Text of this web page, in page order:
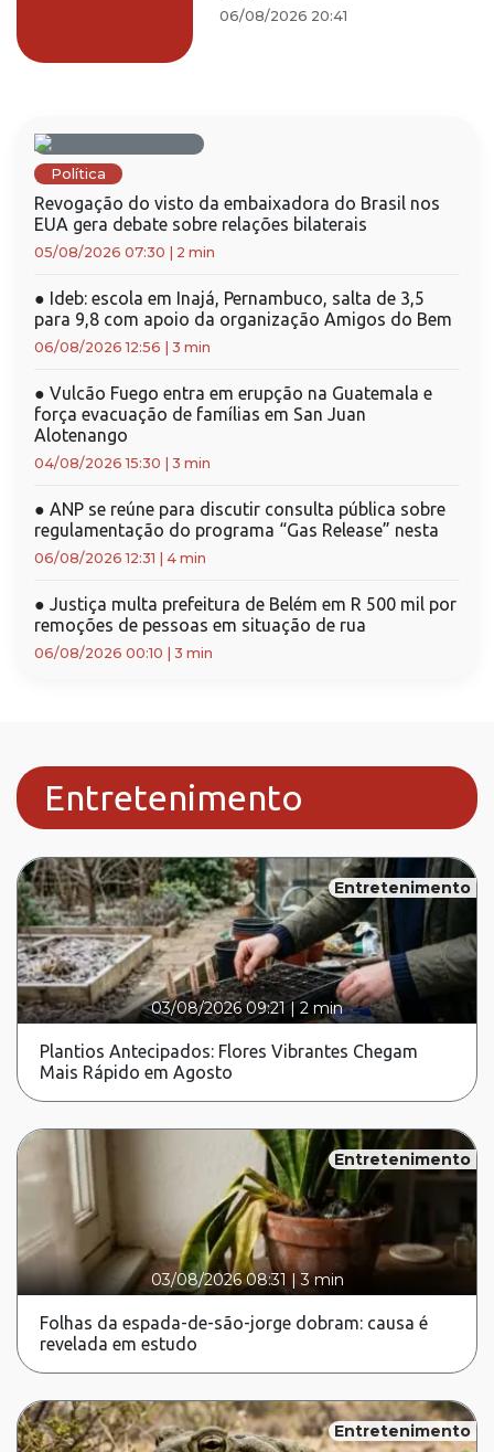
06/08/2026 20:41
Política
Revogação do visto da embaixadora do Brasil nos
EUA gera debate sobre relações bilaterais
05/08/2026 07:30 2 min
● Ideb: escola em Inajá, Pernambuco, salta de 3,5
para 9,8 com apoio da organização Amigos do Bem
06/08/2026 12:56 3 min
● Vulcão Fuego entra em erupção na Guatemala e
força evacuação de famílias em San Juan
Alotenango
04/08/2026 15:30 3 min
● ANP se reúne para discutir consulta pública sobre
regulamentação do programa “Gas Release” nesta
06/08/2026 12:31 4 min
● Justiça multa prefeitura de Belém em R 500 mil por
remoções de pessoas em situação de rua
06/08/2026 00:10 3 min
Entretenimento
Entretenimento
03/08/2026 09:21|2 min
Plantios Antecipados: Flores Vibrantes Chegam
Mais Rápido em Agosto
Entretenimento
03/08/2026 08:31 |3 min
Folhas da espada-de-são-jorge dobram: causa é
revelada em estudo
Entretenimento